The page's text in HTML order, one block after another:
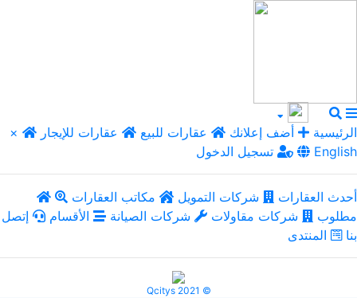
× الرئيسية أضف إعلانك عقارات للبيع
عقارات للإيجار
تسجيل الدخول
English
أحدث العقارات شركات التمويل
مكاتب العقارات
مطلوب
شركات مقاولات شركات الصيانة الأقسام
إتصل
بنا
المنتدى
Qcitys 2021 ©